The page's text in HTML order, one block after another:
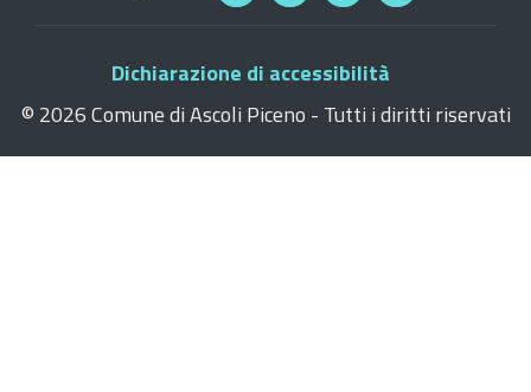
Dichiarazione di accessibilità
© 2026 Comune di Ascoli Piceno - Tutti i diritti riservati